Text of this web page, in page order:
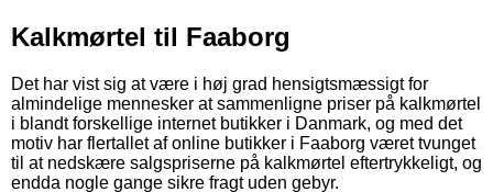
Kalkmørtel til Faaborg
Det har vist sig at være i høj grad hensigtsmæssigt for
almindelige mennesker at sammenligne priser på kalkmørtel
i blandt forskellige internet butikker i Danmark, og med det
motiv har flertallet af online butikker i Faaborg været tvunget
til at nedskære salgspriserne på kalkmørtel eftertrykkeligt, og
endda nogle gange sikre fragt uden gebyr.